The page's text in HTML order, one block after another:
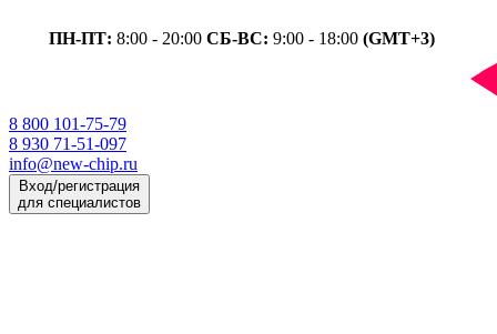
ПН-ПТ: 8:00 - 20:00 СБ-ВС: 9:00 - 18:00 (GMT+3)
8 800 101-75-79
8 930 71-51-097
info@new-chip.ru
Вход/регистрация
для специалистов